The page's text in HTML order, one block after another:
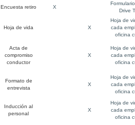
Encuesta retiro X
Drive
Hoja de vida X
Hoja de
cada
oficina
Acta de
compromiso
conductor
X
Hoja de
cada
oficina
Formato de
entrevista
X
Hoja de
cada
oficina
Inducción al
personal
X
Hoja de
cada
oficina